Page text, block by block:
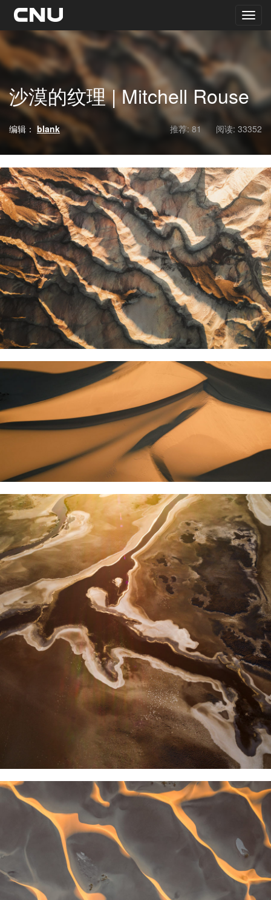
沙漠的纹理 | Mitchell Rouse
编辑： blank 推荐: 81 阅读: 33352